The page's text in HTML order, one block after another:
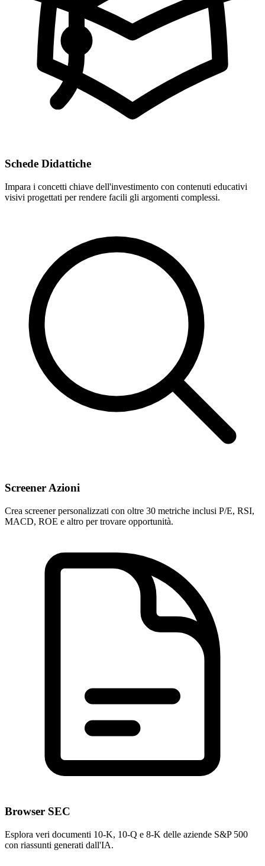
Schede Didattiche
Impara i concetti chiave dell'investimento con contenuti educativi
visivi progettati per rendere facili gli argomenti complessi.
Screener Azioni
Crea screener personalizzati con oltre 30 metriche inclusi P/E, RSI,
MACD, ROE e altro per trovare opportunità.
Browser SEC
Esplora veri documenti 10-K, 10-Q e 8-K delle aziende S&P 500
con riassunti generati dall'IA.